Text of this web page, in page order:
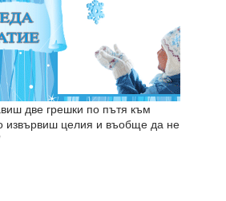
две грешки по пътя към
извървиш целия и въобще да не